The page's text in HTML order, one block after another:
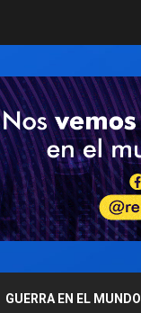
GUERRA EN EL MUNDO